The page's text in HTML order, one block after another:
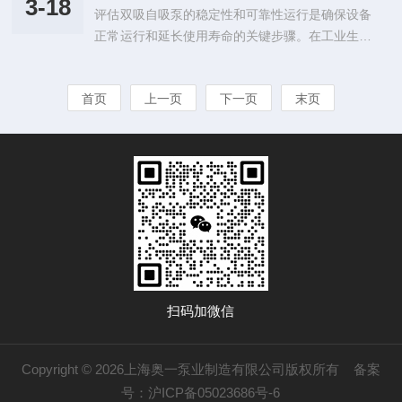
防止氯化物腐蚀非常有效。然而，在更特...
含有固体颗粒和纤维物质的污水而不致损坏。关键
作用体现在以下几个方面：1.高效转移：可以快速
移到下一处理阶段。2.抗堵塞性能：由于其开放式
通道和优化的水力设计，它能够处理含有较大固体
3-18
评估双吸自吸泵的稳定性和可靠性运行是确保设备
正常运行和延长使用寿命的关键步骤。在工业生产
性。本文将从不同角度探讨如何评估它的稳定性和
量、扬程、转速等，这些参数直接影响泵的性能和
稳定性。在评估过程中，需要确保泵的设计参数与
实际工作条件相匹配，以确保泵在正常工作范围内
运行。此外，还需考虑泵的工作环境，包括液体...
首页 上一页 下一页 末页
扫码加微信
Copyright © 2026上海奥一泵业制造有限公司版权所有 备案
号：沪ICP备05023686号-6